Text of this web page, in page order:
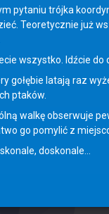
trójka
Teoretycznie już
Idźcie do
latają raz wyżej,
ptaków.
walkę obserwuje
go pomylić z
doskonale…